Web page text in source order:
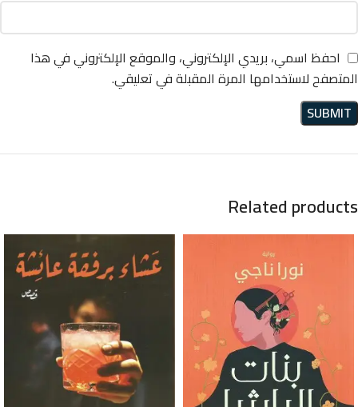
احفظ اسمي، بريدي الإلكتروني، والموقع الإلكتروني في هذا
المتصفح لاستخدامها المرة المقبلة في تعليقي.
Related products